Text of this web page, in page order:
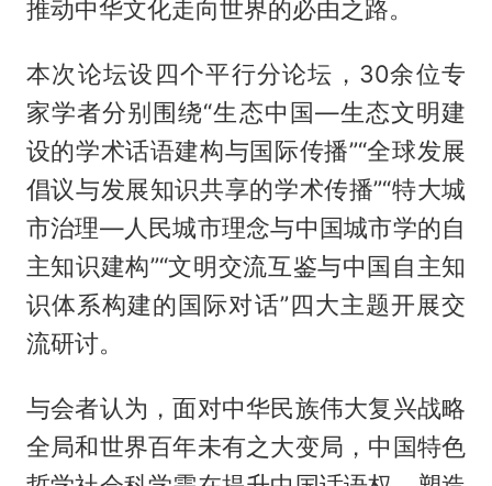
推动中华文化走向世界的必由之路。
本次论坛设四个平行分论坛，30余位专
家学者分别围绕“生态中国—生态文明建
设的学术话语建构与国际传播”“全球发展
倡议与发展知识共享的学术传播”“特大城
市治理—人民城市理念与中国城市学的自
主知识建构”“文明交流互鉴与中国自主知
识体系构建的国际对话”四大主题开展交
流研讨。
与会者认为，面对中华民族伟大复兴战略
全局和世界百年未有之大变局，中国特色